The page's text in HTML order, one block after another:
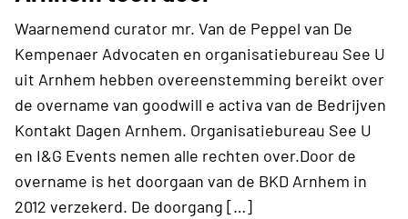
Waarnemend curator mr. Van de Peppel van De
Kempenaer Advocaten en organisatiebureau See U
uit Arnhem hebben overeenstemming bereikt over
de overname van goodwill e activa van de Bedrijven
Kontakt Dagen Arnhem. Organisatiebureau See U
en I&G Events nemen alle rechten over.Door de
overname is het doorgaan van de BKD Arnhem in
2012 verzekerd. De doorgang […]